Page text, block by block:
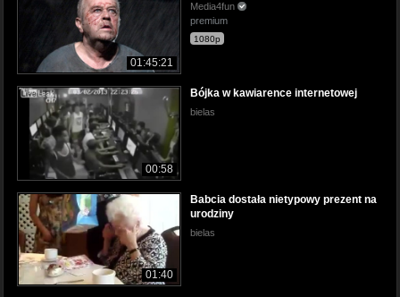
01:45:21
Media4fun
premium
1080p
00:58
Bójka w kawiarence internetowej
bielas
01:40
Babcia dostała nietypowy prezent na
urodziny
bielas